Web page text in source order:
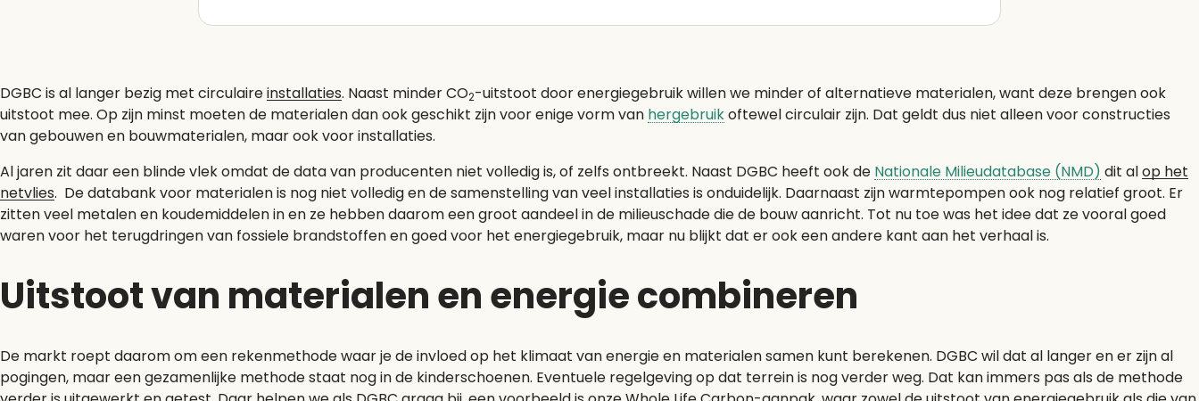
DGBC is al langer bezig met circulaireinstallaties. Naast minder CO2-uitstoot door energiegebruik willen we minder of alternatieve materialen, want deze brengen ook
uitstoot mee. Op zijn minst moeten de materialen dan ook geschikt zijn voor enige vorm van hergebruikoftewel circulair zijn. Dat geldt dus niet alleen voor constructies
van gebouwen en bouwmaterialen, maar ook voor installaties.
Al jaren zit daar een blinde vlek omdat de data van producenten niet volledig is, of zelfs ontbreekt. Naast DGBC heeft ook de Nationale Milieudatabase (NMD) dit alop het
netvlies. De databank voor materialen is nog niet volledig en de samenstelling van veel installaties is onduidelijk. Daarnaast zijn warmtepompen ook nog relatief groot. Er
zitten veel metalen en koudemiddelen in en ze hebben daarom een groot aandeel in de milieuschade die de bouw aanricht. Tot nu toe was het idee dat ze vooral goed
waren voor het terugdringen van fossiele brandstoffen en goed voor het energiegebruik, maar nu blijkt dat er ook een andere kant aan het verhaal is.
Uitstoot van materialen en energie combineren
De markt roept daarom om een rekenmethode waar je de invloed op het klimaat van energie en materialen samen kunt berekenen. DGBC wil dat al langer en er zijn al
pogingen, maar een gezamenlijke methode staat nog in de kinderschoenen. Eventuele regelgeving op dat terrein is nog verder weg. Dat kan immers pas als de methode